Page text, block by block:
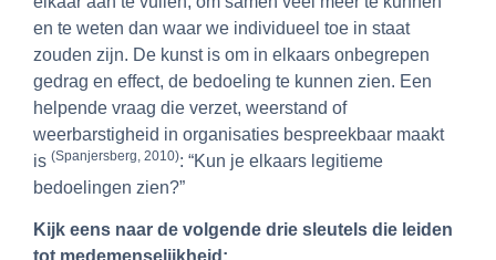
en te weten dan waar we individueel toe in staat
zouden zijn. De kunst is om in elkaars onbegrepen
gedrag en effect, de bedoeling te kunnen zien. Een
helpende vraag die verzet, weerstand of
weerbarstigheid in organisaties bespreekbaar maakt
is (Spanjersberg, 2010): “Kun je elkaars legitieme
bedoelingen zien?”
Kijk eens naar de volgende drie sleutels die leiden